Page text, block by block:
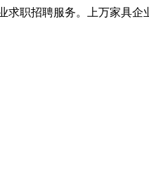
求职招聘服务。上万家具